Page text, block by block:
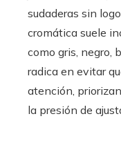
sudaderas sin
cromática suele
como gris, negro,
radica en evitar
atención,
la presión de